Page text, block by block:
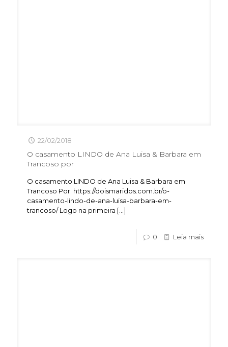
22/02/2018
O casamento LINDO de Ana Luisa & Barbara em
Trancoso por
O casamento LINDO de Ana Luisa & Barbara em
Trancoso Por: https://doismaridos.com.br/o-
casamento-lindo-de-ana-luisa-barbara-em-
trancoso/ Logo na primeira […]
0 Leia mais